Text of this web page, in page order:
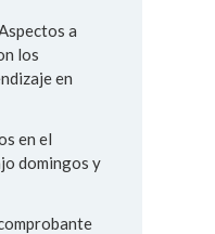
a
los
en
en el
domingos y